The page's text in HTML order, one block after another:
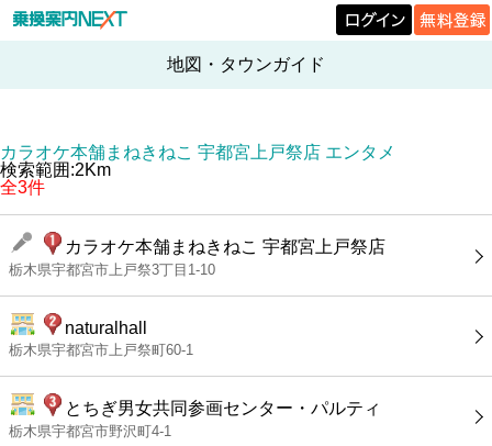
地図・タウンガイド
カラオケ本舗まねきねこ 宇都宮上戸祭店 エンタメ
検索範囲:2Km
全3件
カラオケ本舗まねきねこ 宇都宮上戸祭店
栃木県宇都宮市上戸祭3丁目1-10
naturalhall
栃木県宇都宮市上戸祭町60-1
とちぎ男女共同参画センター・パルティ
栃木県宇都宮市野沢町4-1